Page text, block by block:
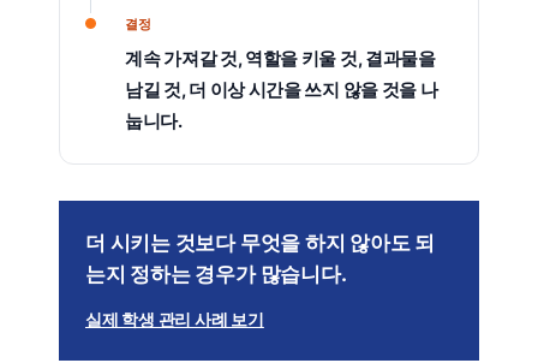
결정
계속 가져갈 것, 역할을 키울 것, 결과물을
남길 것, 더 이상 시간을 쓰지 않을 것을 나
눕니다.
더 시키는 것보다 무엇을 하지 않아도 되
는지 정하는 경우가 많습니다.
실제 학생 관리 사례 보기